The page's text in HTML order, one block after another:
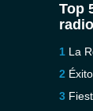
Top
radio
La